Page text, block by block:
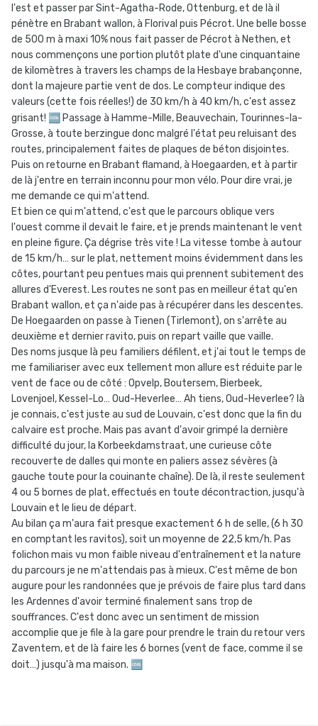
l'est et passer par Sint-Agatha-Rode, Ottenburg, et de là il
pénètre en Brabant wallon, à Florival puis Pécrot. Une belle bosse
de 500 m à maxi 10% nous fait passer de Pécrot à Nethen, et
nous commençons une portion plutôt plate d'une cinquantaine
de kilomètres à travers les champs de la Hesbaye brabançonne,
dont la majeure partie vent de dos. Le compteur indique des
valeurs (cette fois réelles!) de 30 km/h à 40 km/h, c'est assez
grisant! 🆒 Passage à Hamme-Mille, Beauvechain, Tourinnes-la-
Grosse, à toute berzingue donc malgré l'état peu reluisant des
routes, principalement faites de plaques de béton disjointes.
Puis on retourne en Brabant flamand, à Hoegaarden, et à partir
de là j'entre en terrain inconnu pour mon vélo. Pour dire vrai, je
me demande ce qui m'attend.
Et bien ce qui m'attend, c'est que le parcours oblique vers
l'ouest comme il devait le faire, et je prends maintenant le vent
en pleine figure. Ça dégrise très vite ! La vitesse tombe à autour
de 15 km/h… sur le plat, nettement moins évidemment dans les
côtes, pourtant peu pentues mais qui prennent subitement des
allures d'Everest. Les routes ne sont pas en meilleur état qu'en
Brabant wallon, et ça n'aide pas à récupérer dans les descentes.
De Hoegaarden on passe à Tienen (Tirlemont), on s'arrête au
deuxième et dernier ravito, puis on repart vaille que vaille.
Des noms jusque là peu familiers défilent, et j'ai tout le temps de
me familiariser avec eux tellement mon allure est réduite par le
vent de face ou de côté : Opvelp, Boutersem, Bierbeek,
Lovenjoel, Kessel-Lo… Oud-Heverlee… Ah tiens, Oud-Heverlee? là
je connais, c'est juste au sud de Louvain, c'est donc que la fin du
calvaire est proche. Mais pas avant d'avoir grimpé la dernière
difficulté du jour, la Korbeekdamstraat, une curieuse côte
recouverte de dalles qui monte en paliers assez sévères (à
gauche toute pour la couinante chaîne). De là, il reste seulement
4 ou 5 bornes de plat, effectués en toute décontraction, jusqu'à
Louvain et le lieu de départ.
Au bilan ça m'aura fait presque exactement 6 h de selle, (6 h 30
en comptant les ravitos), soit un moyenne de 22,5 km/h. Pas
folichon mais vu mon faible niveau d'entraînement et la nature
du parcours je ne m'attendais pas à mieux. C'est même de bon
augure pour les randonnées que je prévois de faire plus tard dans
les Ardennes d'avoir terminé finalement sans trop de
souffrances. C'est donc avec un sentiment de mission
accomplie que je file à la gare pour prendre le train du retour vers
Zaventem, et de là faire les 6 bornes (vent de face, comme il se
doit…) jusqu'à ma maison. 🆒